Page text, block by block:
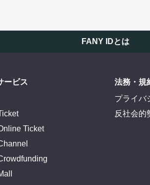
FANY IDとは
ービス
Ticket
法務・規
プライバ
反社会的